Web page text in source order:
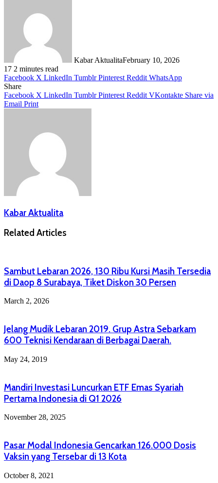
Kabar AktualitaFebruary 10, 2026
17 2 minutes read
Facebook X LinkedIn Tumblr Pinterest Reddit WhatsApp
Share
Facebook X LinkedIn Tumblr Pinterest Reddit VKontakte Share via
Email Print
Kabar Aktualita
Related Articles
Sambut Lebaran 2026, 130 Ribu Kursi Masih Tersedia
di Daop 8 Surabaya, Tiket Diskon 30 Persen
March 2, 2026
Jelang Mudik Lebaran 2019. Grup Astra Sebarkam
600 Teknisi Kendaraan di Berbagai Daerah.
May 24, 2019
Mandiri Investasi Luncurkan ETF Emas Syariah
Pertama Indonesia di Q1 2026
November 28, 2025
Pasar Modal Indonesia Gencarkan 126.000 Dosis
Vaksin yang Tersebar di 13 Kota
October 8, 2021